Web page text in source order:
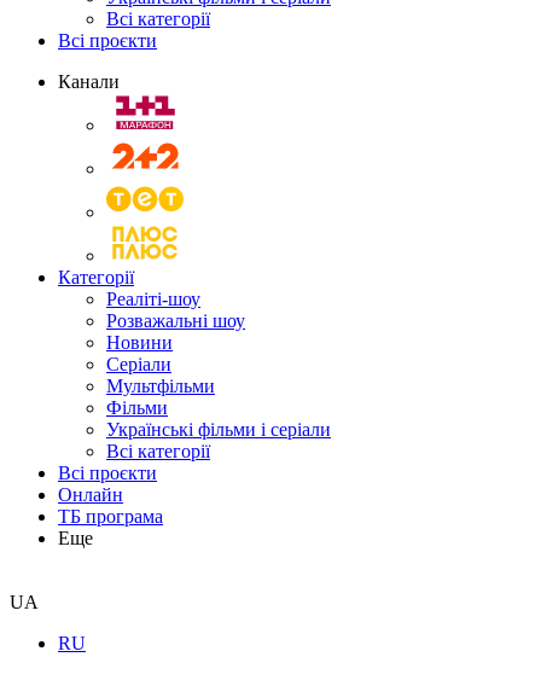
Всі категорії
Всі проєкти
Канали
Категорії
Реаліті-шоу
Розважальні шоу
Новини
Серіали
Мультфільми
Фільми
Українські фільми і серіали
Всі категорії
Всі проєкти
Онлайн
ТБ програма
Еще
UA
RU